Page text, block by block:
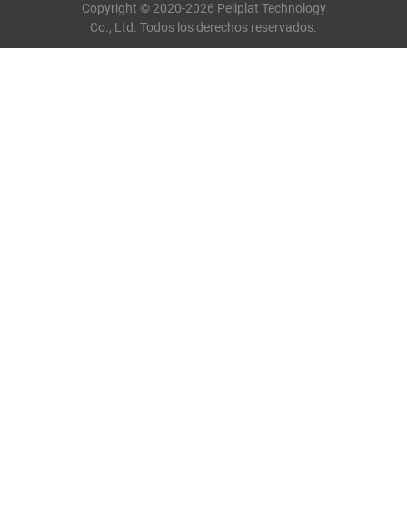
Copyright © 2020-2026 Peliplat Technology
Co., Ltd. Todos los derechos reservados.